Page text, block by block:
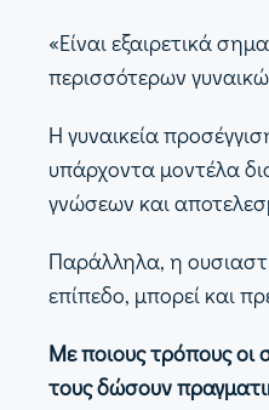
«Είναι εξαιρετικά
περισσότερων
Η γυναικεία
υπάρχοντα μοντέλα
γνώσεων και
Παράλληλα, η
επίπεδο, μπορεί και
Με ποιους τρόπους οι
τους δώσουν